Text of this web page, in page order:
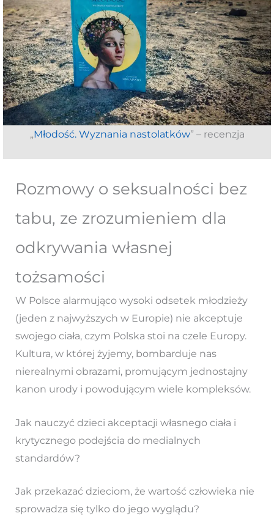
„Młodość. Wyznania nastolatków” – recenzja
Rozmowy o seksualności bez
tabu, ze zrozumieniem dla
odkrywania własnej
tożsamości
W Polsce alarmująco wysoki odsetek młodzieży
(jeden z najwyższych w Europie) nie akceptuje
swojego ciała, czym Polska stoi na czele Europy.
Kultura, w której żyjemy, bombarduje nas
nierealnymi obrazami, promującym jednostajny
kanon urody i powodującym wiele kompleksów.
Jak nauczyć dzieci akceptacji własnego ciała i
krytycznego podejścia do medialnych
standardów?
Jak przekazać dzieciom, że wartość człowieka nie
sprowadza się tylko do jego wyglądu?